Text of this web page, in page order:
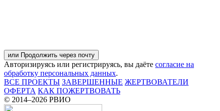
или Продолжить через почту
Авторизируясь или регистрируясь, вы даёте согласие на
обработку персональных данных.
ВСЕ ПРОЕКТЫ ЗАВЕРШЕННЫЕ ЖЕРТВОВАТЕЛИ
ОФЕРТА КАК ПОЖЕРТВОВАТЬ
© 2014–2026 РВИО